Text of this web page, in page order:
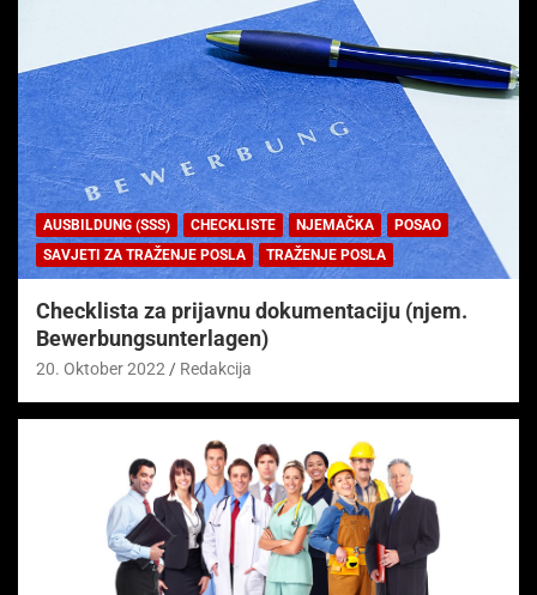
AUSBILDUNG (SSS) CHECKLISTE NJEMAČKA
POSAO
SAVJETI ZA TRAŽENJE POSLA
TRAŽENJE POSLA
Checklista za prijavnu dokumentaciju (njem.
Bewerbungsunterlagen)
20. Oktober 2022 Redakcija